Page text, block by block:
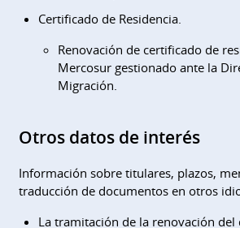
Certificado de Residencia.
Renovación de certificado de
Mercosur gestionado ante la
Migración.
Otros datos de interés
Información sobre titulares, plazos,
traducción de documentos en otros
La tramitación de la renovación